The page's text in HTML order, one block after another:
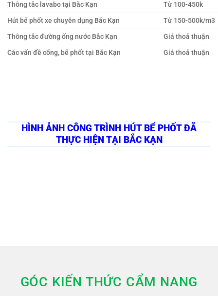
Thông tắc lavabo tại Bắc Kạn
Từ 100-450k
Hút bể phốt xe chuyên dụng Bắc Kạn
Từ 150-500k/m3
Thông tắc đường ống nước Bắc Kạn
Giá thoả thuận
Các vấn đề cống, bể phốt tại Bắc Kạn
Giá thoả thuận
HÌNH ẢNH CÔNG TRÌNH HÚT BỂ PHỐT ĐÃ
THỰC HIỆN TẠI BẮC KẠN
GÓC KIẾN THỨC CẨM NANG